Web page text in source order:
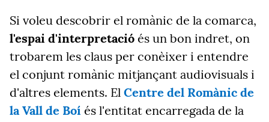
Si voleu descobrir el romànic de la comarca,
l'espai d'interpretació és un bon indret, on
trobarem les claus per conèixer i entendre
el conjunt romànic mitjançant audiovisuals i
d'altres elements. El Centre del Romànic de
la Vall de Boí és l'entitat encarregada de la